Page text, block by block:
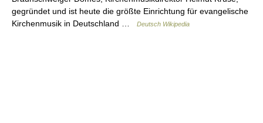
gegründet und ist heute die größte Einrichtung für evangelische
Kirchenmusik in Deutschland …
Deutsch Wikipedia